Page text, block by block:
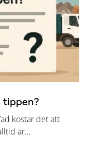
kostar det att
är…